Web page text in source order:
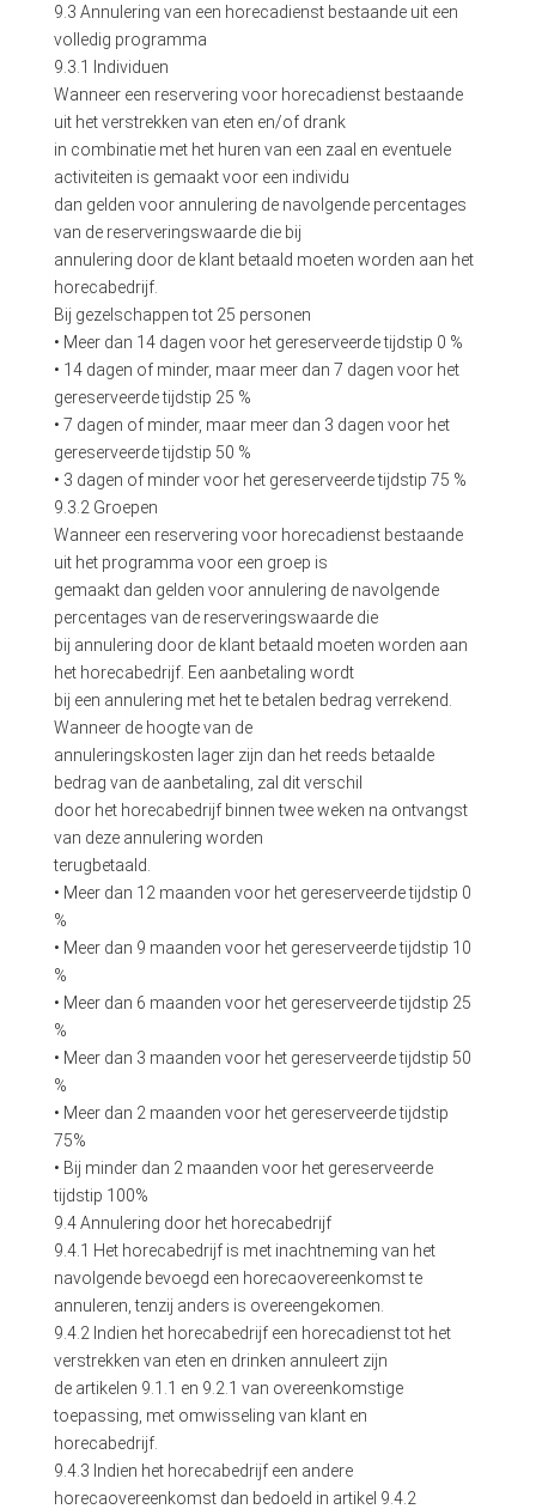
9.3 Annulering van een horecadienst bestaande uit een
volledig programma
9.3.1 Individuen
Wanneer een reservering voor horecadienst bestaande
uit het verstrekken van eten en/of drank
in combinatie met het huren van een zaal en eventuele
activiteiten is gemaakt voor een individu
dan gelden voor annulering de navolgende percentages
van de reserveringswaarde die bij
annulering door de klant betaald moeten worden aan het
horecabedrijf.
Bij gezelschappen tot 25 personen
• Meer dan 14 dagen voor het gereserveerde tijdstip 0 %
• 14 dagen of minder, maar meer dan 7 dagen voor het
gereserveerde tijdstip 25 %
• 7 dagen of minder, maar meer dan 3 dagen voor het
gereserveerde tijdstip 50 %
• 3 dagen of minder voor het gereserveerde tijdstip 75 %
9.3.2 Groepen
Wanneer een reservering voor horecadienst bestaande
uit het programma voor een groep is
gemaakt dan gelden voor annulering de navolgende
percentages van de reserveringswaarde die
bij annulering door de klant betaald moeten worden aan
het horecabedrijf. Een aanbetaling wordt
bij een annulering met het te betalen bedrag verrekend.
Wanneer de hoogte van de
annuleringskosten lager zijn dan het reeds betaalde
bedrag van de aanbetaling, zal dit verschil
door het horecabedrijf binnen twee weken na ontvangst
van deze annulering worden
terugbetaald.
• Meer dan 12 maanden voor het gereserveerde tijdstip 0
%
• Meer dan 9 maanden voor het gereserveerde tijdstip 10
%
• Meer dan 6 maanden voor het gereserveerde tijdstip 25
%
• Meer dan 3 maanden voor het gereserveerde tijdstip 50
%
• Meer dan 2 maanden voor het gereserveerde tijdstip
75%
• Bij minder dan 2 maanden voor het gereserveerde
tijdstip 100%
9.4 Annulering door het horecabedrijf
9.4.1 Het horecabedrijf is met inachtneming van het
navolgende bevoegd een horecaovereenkomst te
annuleren, tenzij anders is overeengekomen.
9.4.2 Indien het horecabedrijf een horecadienst tot het
verstrekken van eten en drinken annuleert zijn
de artikelen 9.1.1 en 9.2.1 van overeenkomstige
toepassing, met omwisseling van klant en
horecabedrijf.
9.4.3 Indien het horecabedrijf een andere
horecaovereenkomst dan bedoeld in artikel 9.4.2